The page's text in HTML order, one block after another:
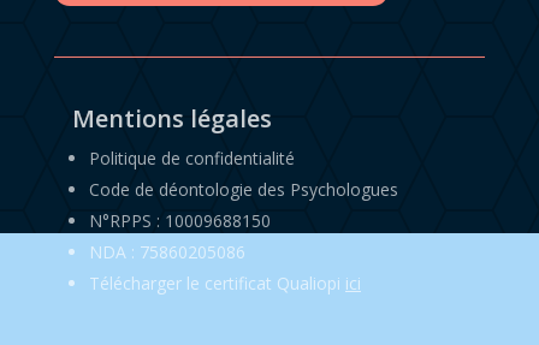
Mentions légales
Politique de confidentialité
Code de déontologie des Psychologues
N°RPPS : 10009688150
NDA : 75860205086
Télécharger le certificat Qualiopi ici